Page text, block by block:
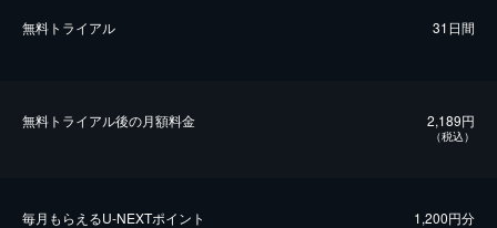
無料トライアル 31日間
無料トライアル後の⽉額料金 2,189円
（税込）
毎⽉もらえるU-NEXTポイント 1,200円分